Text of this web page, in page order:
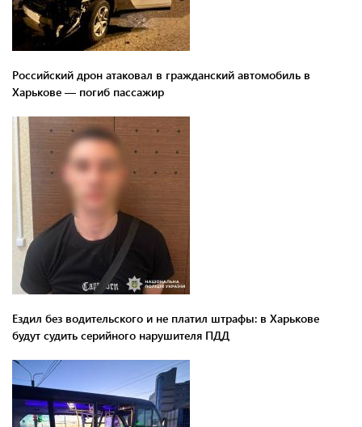
Российский дрон атаковал в гражданский автомобиль в
Харькове — погиб пассажир
Ездил без водительского и не платил штрафы: в Харькове
будут судить серийного нарушителя ПДД